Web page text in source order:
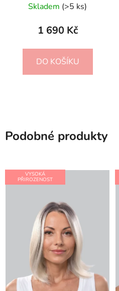
Skladem (>5 ks)
1 690 Kč
DO KOŠÍKU
Podobné produkty
VYSOKÁ
PŘIROZENOST